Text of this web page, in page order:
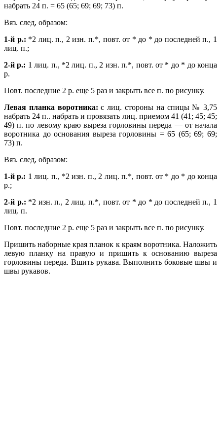
набрать 24 п. = 65 (65; 69; 69; 73) п.
Вяз. след, образом:
1-й р.: *2 лиц. п., 2 изн. п.*, повт. от * до * до последней п., 1
лиц. п.;
2-й р.: 1 лиц. п., *2 лиц. п., 2 изн. п.*, повт. от * до * до конца
р.
Повт. последние 2 р. еще 5 раз и закрыть все п. по рисунку.
Левая планка воротника: с лиц. стороны на спицы № 3,75
набрать 24 п.. набрать и провязать лиц. приемом 41 (41; 45; 45;
49) п. по левому краю выреза горловины переда — от начала
воротника до основания выреза горловины = 65 (65; 69; 69;
73) п.
Вяз. след, образом:
1-й р.: 1 лиц. п., *2 изн. п., 2 лиц. п.*, повт. от * до * до конца
р.;
2-й р.: *2 изн. п., 2 лиц. п.*, повт. от * до * до последней п., 1
лиц. п.
Повт. последние 2 р. еще 5 раз и закрыть все п. по рисунку.
Пришить наборные края планок к краям воротника. Наложить
левую планку на правую и пришить к основанию выреза
горловины переда. Вшить рукава. Выполнить боковые швы и
швы рукавов.